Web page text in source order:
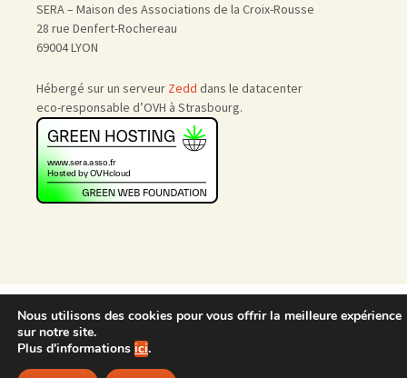
SERA – Maison des Associations de la Croix-Rousse
28 rue Denfert-Rochereau
69004 LYON
Hébergé sur un serveur Zedd dans le datacenter
eco-responsable d’OVH à Strasbourg.
Admin
Nous utilisons des cookies pour vous offrir la meilleure expérience
sur notre site.
Plus d'informations ici.